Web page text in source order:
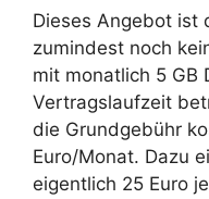
Dieses Angebot ist
zumindest noch
mit monatlich 5 GB
Vertragslaufzeit
die Grundgebühr
Euro/Monat. Dazu
eigentlich 25 Euro